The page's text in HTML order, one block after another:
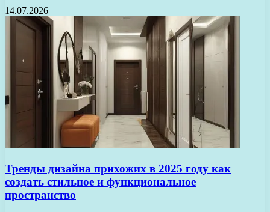
14.07.2026
Тренды дизайна прихожих в 2025 году как
создать стильное и функциональное
пространство